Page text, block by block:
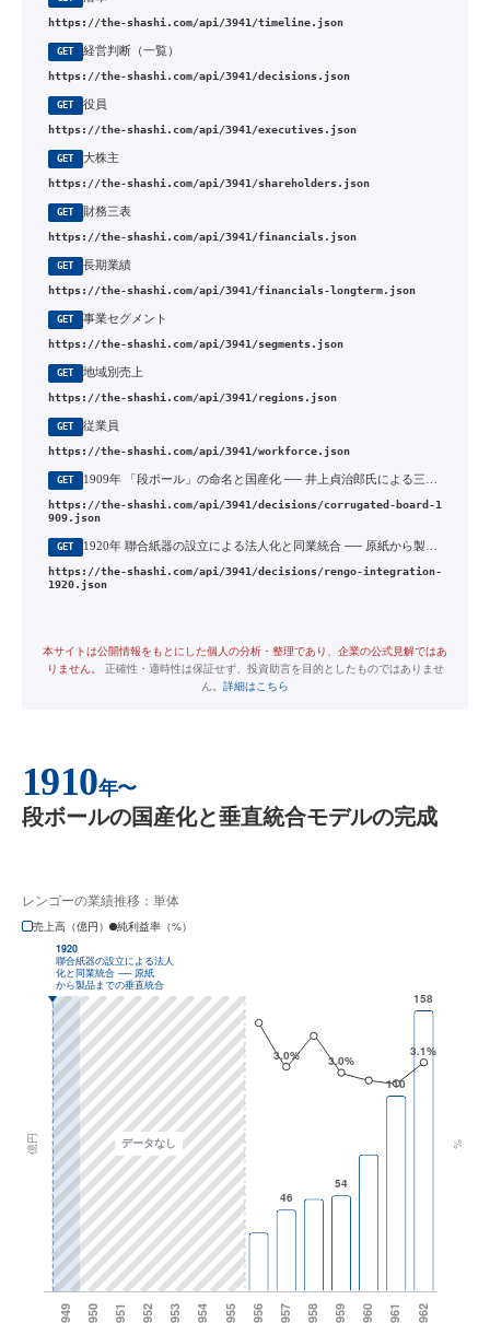
https://the-shashi.com/api/3941/timeline.json
GET 経営判断（一覧）
https://the-shashi.com/api/3941/decisions.json
GET 役員
https://the-shashi.com/api/3941/executives.json
GET 大株主
https://the-shashi.com/api/3941/shareholders.json
GET 財務三表
https://the-shashi.com/api/3941/financials.json
GET 長期業績
https://the-shashi.com/api/3941/financials-longterm.json
GET 事業セグメント
https://the-shashi.com/api/3941/segments.json
GET 地域別売上
https://the-shashi.com/api/3941/regions.json
GET 従業員
https://the-shashi.com/api/3941/workforce.json
GET
https://the-shashi.com/api/3941/decisions/corrugated-board-1
909.json
GET 1920年 聯合紙器の設立による法人化と同業統合 ── 原紙から製品までの垂直統合
https://the-shashi.com/api/3941/decisions/rengo-integration-
1920.json
本サイトは公開情報をもとにした個人の分析・整理であり、企業の公式見解ではあ
りません。
正確性・適時性は保証せず、投資助言を目的としたものではありませ
ん。 詳細はこちら
1910年〜
段ボールの国産化と垂直統合モデルの完成
レンゴーの業績推移：単体
売上高（億円）
純利益率（%）